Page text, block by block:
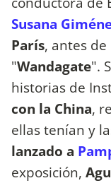
Susana
París, antes
"Wandagate".
historias de
con la China,
ellas tenían y
lanzado a
exposición,